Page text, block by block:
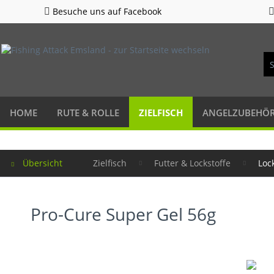
Besuche uns auf Facebook
HOME RUTE & ROLLE ZIELFISCH
Übersicht Zielfisch Futter & Lockstoffe
Pro-Cure Super Gel 56g